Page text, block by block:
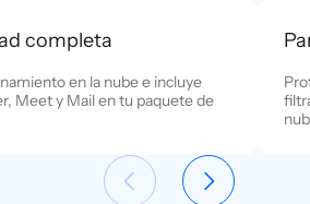
completa
en la nube e incluye
Meet y Mail en tu paquete de